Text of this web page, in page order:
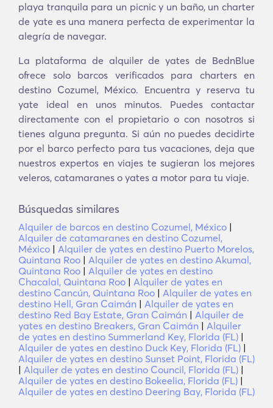
playa tranquila para un picnic y un baño, un charter
de yate es una manera perfecta de experimentar la
alegría de navegar.
La plataforma de alquiler de yates de BednBlue
ofrece solo barcos verificados para charters en
destino Cozumel, México. Encuentra y reserva tu
yate ideal en unos minutos. Puedes contactar
directamente con el propietario o con nosotros si
tienes alguna pregunta. Si aún no puedes decidirte
por el barco perfecto para tus vacaciones, deja que
nuestros expertos en viajes te sugieran los mejores
veleros, catamaranes o yates a motor para tu viaje.
Búsquedas similares
Alquiler de barcos en destino Cozumel, México |
Alquiler de catamaranes en destino Cozumel,
México | Alquiler de yates en destino Puerto Morelos,
Quintana Roo | Alquiler de yates en destino Akumal,
Quintana Roo | Alquiler de yates en destino
Chacalal, Quintana Roo | Alquiler de yates en
destino Cancún, Quintana Roo | Alquiler de yates en
destino Hell, Gran Caimán | Alquiler de yates en
destino Red Bay Estate, Gran Caimán | Alquiler de
yates en destino Breakers, Gran Caimán | Alquiler
de yates en destino Summerland Key, Florida (FL) |
Alquiler de yates en destino Duck Key, Florida (FL) |
Alquiler de yates en destino Sunset Point, Florida (FL)
| Alquiler de yates en destino Council, Florida (FL) |
Alquiler de yates en destino Bokeelia, Florida (FL) |
Alquiler de yates en destino Deering Bay, Florida (FL)